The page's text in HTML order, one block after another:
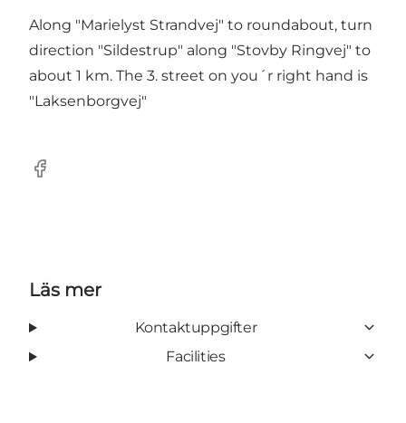
Along "Marielyst Strandvej" to roundabout, turn
direction "Sildestrup" along "Stovby Ringvej" to
about 1 km. The 3. street on you´r right hand is
"Laksenborgvej"
Facebook
Läs mer
Kontaktuppgifter
Facilities